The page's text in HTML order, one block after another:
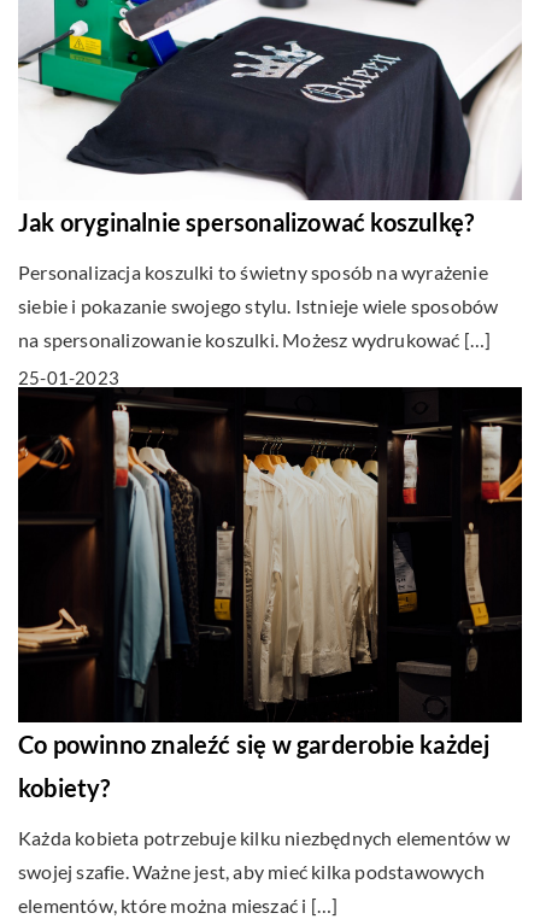
Jak oryginalnie spersonalizować koszulkę?
Personalizacja koszulki to świetny sposób na wyrażenie
siebie i pokazanie swojego stylu. Istnieje wiele sposobów
na spersonalizowanie koszulki. Możesz wydrukować […]
25-01-2023
Co powinno znaleźć się w garderobie każdej
kobiety?
Każda kobieta potrzebuje kilku niezbędnych elementów w
swojej szafie. Ważne jest, aby mieć kilka podstawowych
elementów, które można mieszać i […]